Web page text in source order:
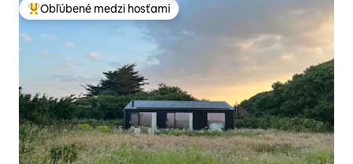
Najobľúbenejšie medzi hosťami
Obľúbené medzi hosťami